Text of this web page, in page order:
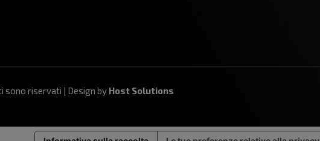
sono riservati | Design by Host Solutions